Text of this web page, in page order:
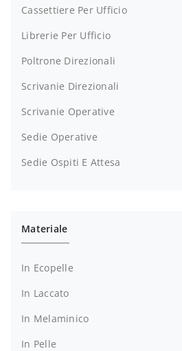
Cassettiere Per Ufficio
Librerie Per Ufficio
Poltrone Direzionali
Scrivanie Direzionali
Scrivanie Operative
Sedie Operative
Sedie Ospiti E Attesa
Materiale
In Ecopelle
In Laccato
In Melaminico
In Pelle